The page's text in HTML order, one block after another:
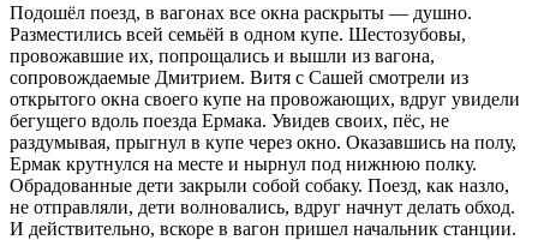
Подошёл поезд, в вагонах все окна раскрыты — душно.
Разместились всей семьёй в одном купе. Шестозубовы,
провожавшие их, попрощались и вышли из вагона,
сопровождаемые Дмитрием. Витя с Сашей смотрели из
открытого окна своего купе на провожающих, вдруг увидели
бегущего вдоль поезда Ермака. Увидев своих, пёс, не
раздумывая, прыгнул в купе через окно. Оказавшись на полу,
Ермак крутнулся на месте и нырнул под нижнюю полку.
Обрадованные дети закрыли собой собаку. Поезд, как назло,
не отправляли, дети волновались, вдруг начнут делать обход.
И действительно, вскоре в вагон пришел начальник станции.